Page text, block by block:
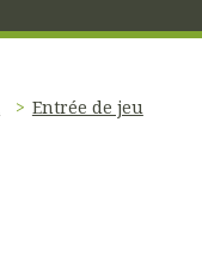
Entrée de jeu